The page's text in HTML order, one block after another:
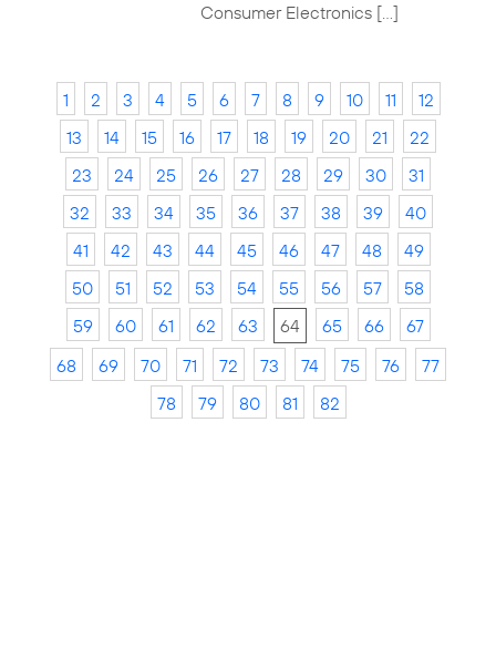
Consumer Electronics […]
1 2 3 4 5 6 7 8 9 10 11
12
13
14 15 16 17 18 19 20 21
22
23
24 25 26 27 28 29 30
31
32
33 34 35 36 37 38 39
40
41
42 43 44 45 46 47 48
49
50
51 52 53 54 55 56 57
58
59
60 61 62 63 64 65 66
67
68
69 70 71 72 73 74 75 76
77
78
79 80 81 82